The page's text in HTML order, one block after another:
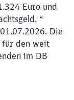
Euro und
*
Die
für den weit
im DB